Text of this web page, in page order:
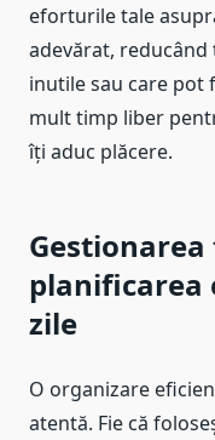
eforturile tale
adevărat,
inutile sau care pot
mult timp liber
îți aduc plăcere.
planificarea
zile
O organizare
atentă. Fie că